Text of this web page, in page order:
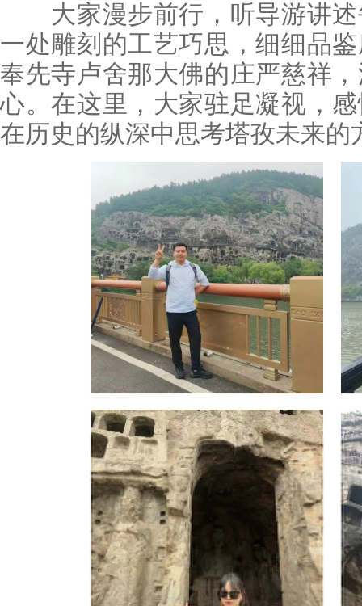
大家漫步前行，听导游讲述
一处雕刻的工艺巧思，细细品
奉先寺卢舍那大佛的庄严慈祥
心。在这里，大家驻足凝视，
在历史的纵深中思考塔孜未来的